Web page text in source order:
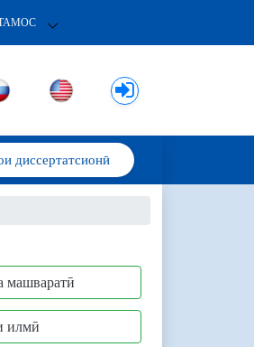
диссертатсионӣ
машваратӣ
илмӣ